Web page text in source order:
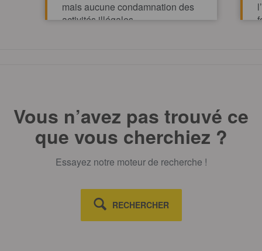
mais aucune condamnation des
activités illégales
Vous n’avez pas trouvé ce
que vous cherchiez ?
Essayez notre moteur de recherche !
RECHERCHER